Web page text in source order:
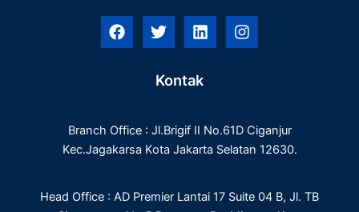
F
a
k
T
w
t
t
L
i
e
n
I
n
a
m
Kontak
Branch Office : Jl.Brigif II No.61D Ciganjur
Kec.Jagakarsa Kota Jakarta Selatan 12630.
Head Office : AD Premier Lantai 17 Suite 04 B, Jl. TB